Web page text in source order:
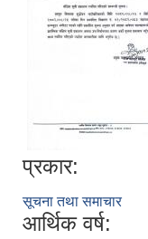
प्रकार:
सूचना तथा समाचार
आर्थिक वर्ष: